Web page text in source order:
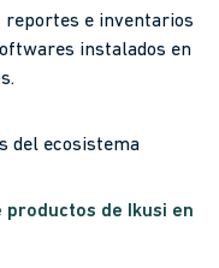
reportes e inventarios
instalados en
del ecosistema
productos de Ikusi en